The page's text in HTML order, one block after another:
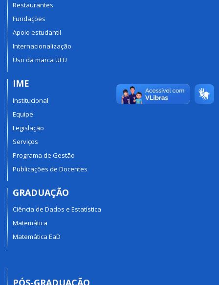
Restaurantes
Fundações
Apoio estudantil
Internacionalização
Uso da marca UFU
IME
Institucional
Equipe
Legislação
Serviços
Programa de Gestão
Publicações de Docentes
GRADUAÇÃO
Ciência de Dados e Estatística
Matemática
Matemática EaD